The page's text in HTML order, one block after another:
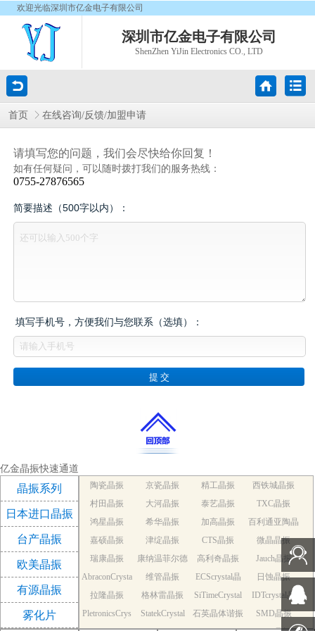
欢迎光临深圳市亿金电子有限公司
深圳市亿金电子有限公司
ShenZhen YiJin Electronics CO., LTD
首页 在线咨询/反馈/加盟申请
请填写您的问题，我们会尽快给你回复！
如有任何疑问，可以随时拨打我们的服务热线：
0755-27876565
简要描述（500字以内）：
填写手机号，方便我们与您联系（选填）：
亿金晶振快速通道
晶振系列
日本进口晶振
台产晶振
欧美晶振
有源晶振
雾化片
陶瓷晶振 京瓷晶振 精工晶振
西铁城晶振
村田晶振
大河晶振 泰艺晶振
TXC晶振
鸿星晶振
希华晶振 加高晶振
百利通亚陶晶
振
嘉硕晶振 津绽晶振 CTS晶振
微晶晶振
瑞康晶振
康纳温菲尔德
晶振
高利奇晶振
Jauch晶振
AbraconCrysta
l晶振
维管晶振
ECScrystal晶
振
日蚀晶振
拉隆晶振
格林雷晶振
SiTimeCrystal
晶振
IDTcrystal晶
振
PletronicsCrys
StatekCrystal
石英晶体谐振
SMD晶振